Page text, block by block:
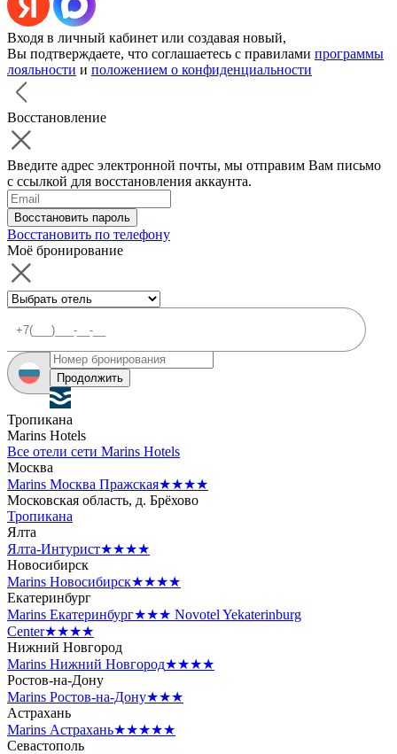
Входя в личный кабинет или создавая новый,
Вы подтверждаете, что соглашаетесь с правилами программы
лояльности и положением о конфиденциальности
Восстановление
Введите адрес электронной почты, мы отправим Вам письмо
с ссылкой для восстановления аккаунта.
Восстановить пароль
Восстановить по телефону
Моё бронирование
Продолжить
Тропикана
Marins Hotels
Все отели сети Marins Hotels
Москва
Marins Москва Пражская★★★★
Московская область, д. Брёхово
Тропикана
Ялта
Ялта-Интурист★★★★
Новосибирск
Marins Новосибирск★★★★
Екатеринбург
Marins Екатеринбург★★★ Novotel Yekaterinburg
Center★★★★
Нижний Новгород
Marins Нижний Новгород★★★★
Ростов-на-Дону
Marins Ростов-на-Дону★★★
Астрахань
Marins Астрахань★★★★★
Севастополь